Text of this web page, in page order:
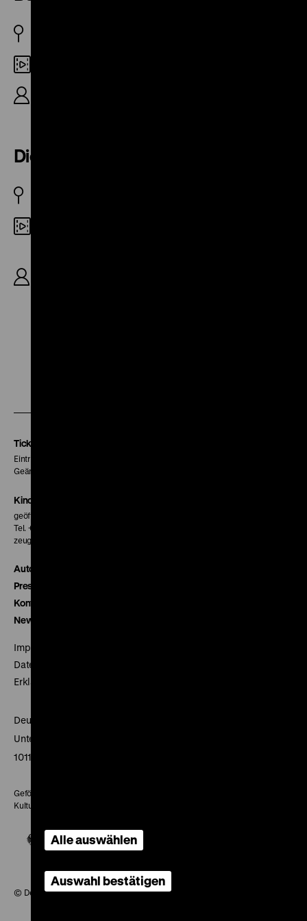
Die Spalte
Tickets
Eintritt 5 €
Geänderte Preise sind im Programm vermerkt.
Kinokasse
geöffnet 30 Minuten vor Beginn der ersten Vorstellung
Tel. + 49 30 20304-770
zeughauskino@dhm.de
Autor*innen
Presse
Kontakt
Newsletter
Impressum
Datenschutz
Erklärung digitale Barrierefreiheit
Deutsches Historisches Museum
Unter den Linden 2
10117 Berlin
Gefördert mit Mitteln des Beauftragten der Bundesregierung für
Kultur und Medien
© Deutsches Historisches Museum, 2026
Alle auswählen
Auswahl bestätigen